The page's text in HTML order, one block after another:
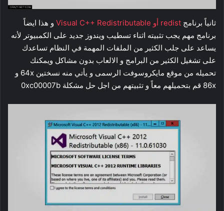
ثانياً برنامج redist أو Visual C++ Redistributable
و هذا ايضاً
برنامج مهم يجب تثبيته اثناء تسطيب ويندوز جديد على الكمبيوتر لأنه
يساعد على جلب الكثير من الملفات المهمة في النظام تساعدك
على تشغيل الكثير من البرامج و الالعاب بدون مشاكل ويمكنك
تحميله من موقع مايكروسوفت الرسمى و يأتي منه نسختين 64x و
86x قم بتحميلهم معاً و تثبيتهم من اجل حل مشكلة 0xc00007b